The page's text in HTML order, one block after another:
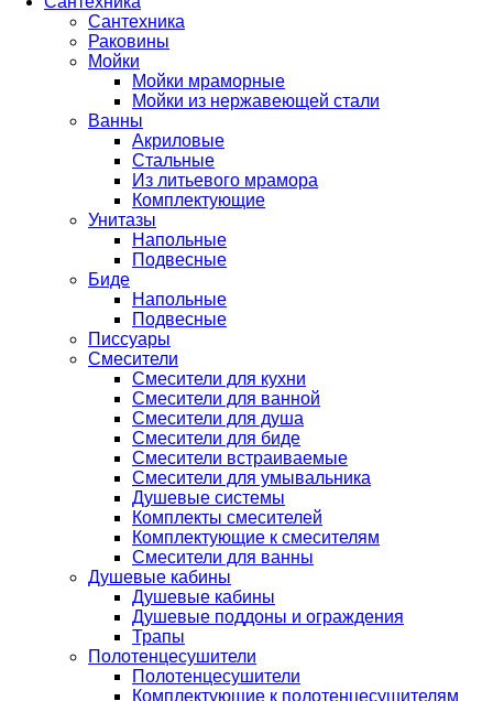
Сантехника
Раковины
Мойки
Мойки мраморные
Мойки из нержавеющей стали
Ванны
Акриловые
Стальные
Из литьевого мрамора
Комплектующие
Унитазы
Напольные
Подвесные
Биде
Напольные
Подвесные
Писсуары
Смесители
Смесители для кухни
Смесители для ванной
Смесители для душа
Смесители для биде
Смесители встраиваемые
Смесители для умывальника
Душевые системы
Комплекты смесителей
Комплектующие к смесителям
Смесители для ванны
Душевые кабины
Душевые кабины
Душевые поддоны и ограждения
Трапы
Полотенцесушители
Полотенцесушители
Комплектующие к полотенцесушителям